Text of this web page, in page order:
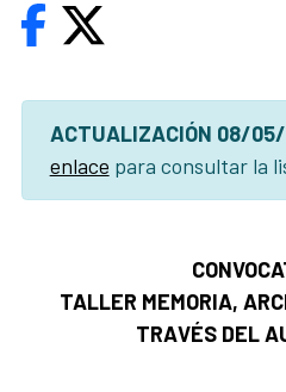
ACTUALIZACIÓN 08/
enlace para consultar la
TALLER MEMORIA,
TRAVÉS DEL